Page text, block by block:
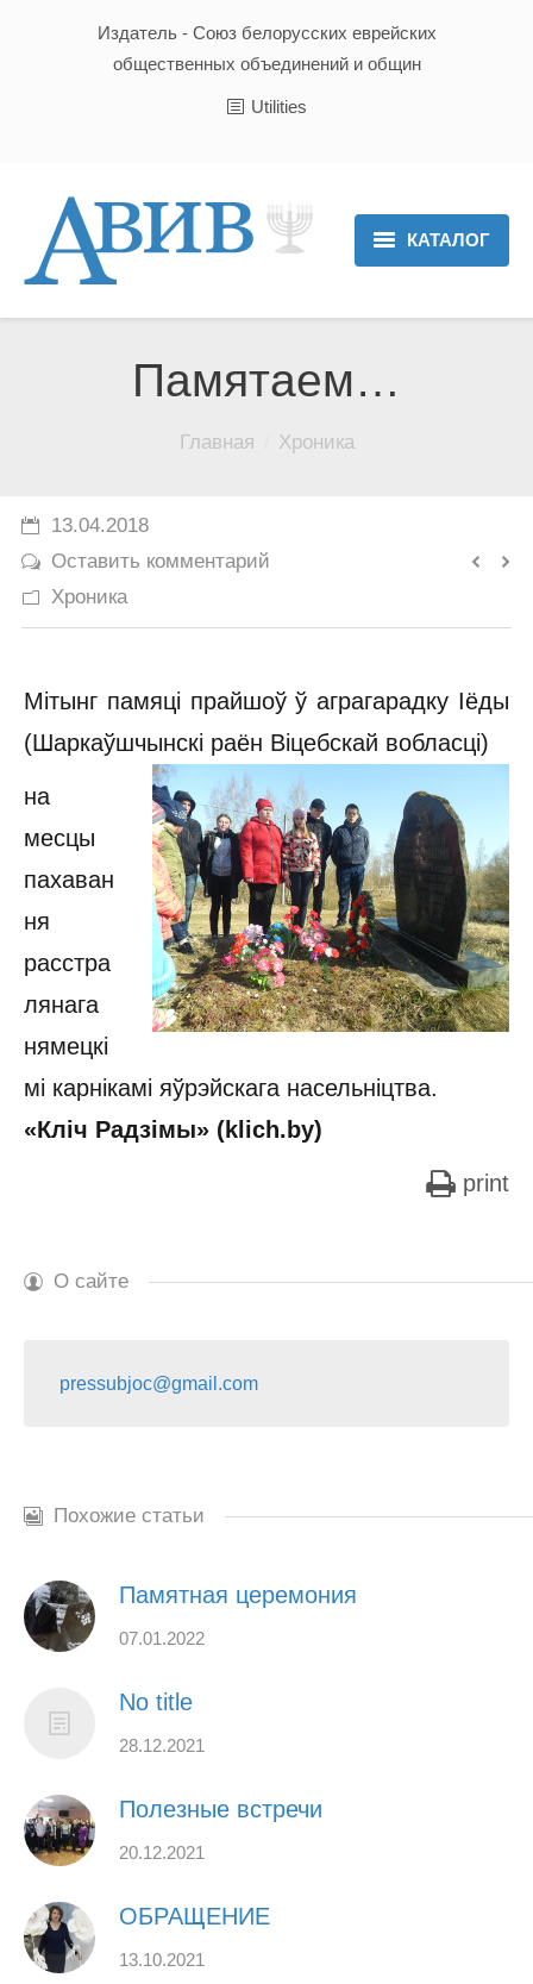
Издатель - Союз белорусских еврейских
общественных объединений и общин
Utilities
КАТАЛОГ
История
Юмор
Памятаем…
Главная Хроника
13.04.2018
Оставить комментарий
Хроника
Мітынг памяці прайшоў ў аграгарадку Іёды
(Шаркаўшчынскі раён Віцебскай вобласці)
на
месцы
пахаван
ня
расстра
лянага
нямецкі
мі карнікамі яўрэйскага насельніцтва.
«Кліч Радзімы» (klich.by)
print
О сайте
pressubjoc@gmail.com
Похожие статьи
Памятная церемония
07.01.2022
No title
28.12.2021
Полезные встречи
20.12.2021
ОБРАЩЕНИЕ
13.10.2021